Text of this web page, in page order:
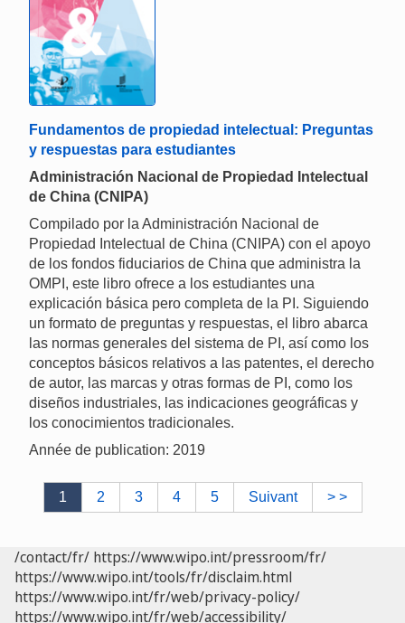
Fundamentos de propiedad intelectual: Preguntas
y respuestas para estudiantes
Administración Nacional de Propiedad Intelectual
de China (CNIPA)
Compilado por la Administración Nacional de
Propiedad Intelectual de China (CNIPA) con el apoyo
de los fondos fiduciarios de China que administra la
OMPI, este libro ofrece a los estudiantes una
explicación básica pero completa de la PI. Siguiendo
un formato de preguntas y respuestas, el libro abarca
las normas generales del sistema de PI, así como los
conceptos básicos relativos a las patentes, el derecho
de autor, las marcas y otras formas de PI, como los
diseños industriales, las indicaciones geográficas y
los conocimientos tradicionales.
Année de publication: 2019
1 2 3 4 5 Suivant > >
/contact/fr/ https://www.wipo.int/pressroom/fr/
https://www.wipo.int/tools/fr/disclaim.html
https://www.wipo.int/fr/web/privacy-policy/
https://www.wipo.int/fr/web/accessibility/